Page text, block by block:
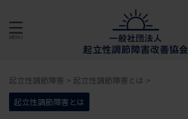
起立性調節障害 > 起立性調節障害とは >
起立性調節障害とは